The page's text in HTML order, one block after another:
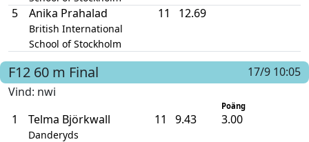
5 Anika Prahalad
British International
School of Stockholm
11 12.69
F12 60 m Final
17/9 10:05
Vind: nwi
Poäng
1 Telma Björkwall
Danderyds
11 9.43 3.00